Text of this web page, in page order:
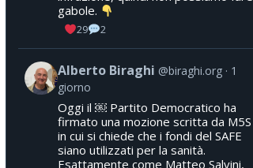
gabole.
29 2
Alberto Biraghi @biraghi.org
1
giorno
Oggi il ￼ Partito Democratico ha
firmato una mozione scritta da M5S
in cui si chiede che i fondi del SAFE
siano utilizzati per la sanità.
Esattamente come Matteo Salvini,